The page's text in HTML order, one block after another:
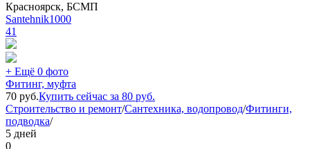
Красноярск, БСМП
Santehnik1000
41
+ Ещё 0 фото
Фитинг, муфта
70 руб.Купить сейчас за 80 руб.
Строительство и ремонт/Сантехника, водопровод/Фитинги,
подводка/
5 дней
0